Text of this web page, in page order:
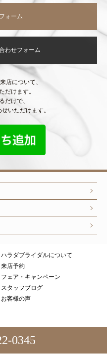
ォーム
わせフォーム
店について、
だけます。
だけで、
いただけます。
ハラダブライダルについて
来店予約
フェア・キャンペーン
スタッフブログ
お客様の声
0345